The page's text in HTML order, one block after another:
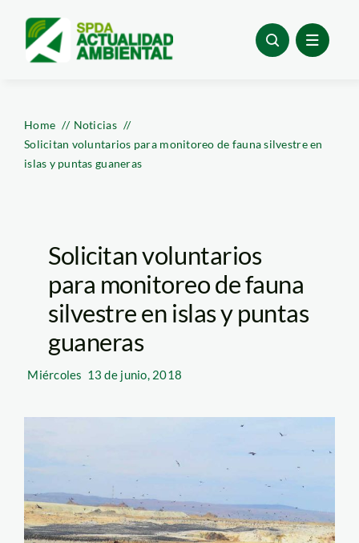
content
Home
Noticias
Solicitan voluntarios para monitoreo de fauna silvestre en
islas y puntas guaneras
Solicitan voluntarios
para monitoreo de fauna
silvestre en islas y puntas
guaneras
Miércoles 13 de junio, 2018